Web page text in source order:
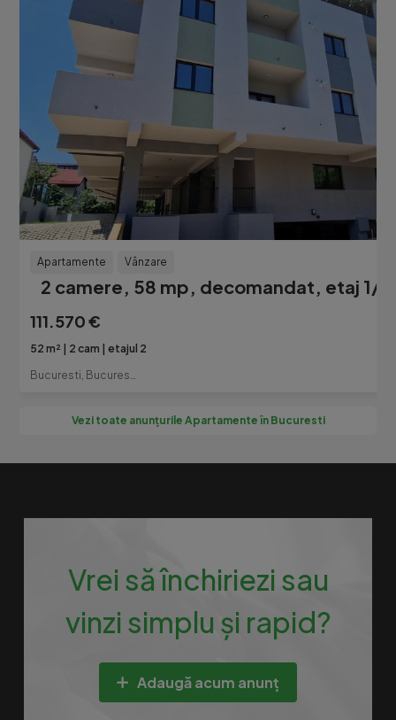
Apartamente Vânzare
2 camere, 58 mp, decomandat, etaj 1/4,
111.570 €
52 m² 2 cam
etajul 2
Bucuresti, Bucuresti-Ilfov
Vezi toate anunțurile Apartamente în Bucuresti
Vrei să închiriezi sau
vinzi simplu și rapid?
Adaugă acum anunț